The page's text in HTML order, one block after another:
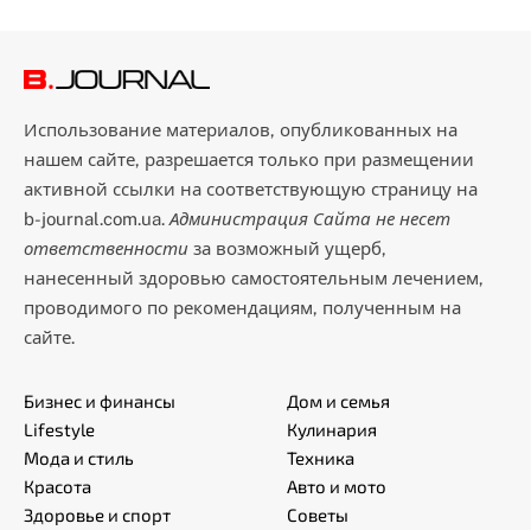
Использование материалов, опубликованных на
нашем сайте, разрешается только при размещении
активной ссылки на соответствующую страницу на
b-journal.com.ua. Администрация Сайта не несет
ответственности за возможный ущерб,
нанесенный здоровью самостоятельным лечением,
проводимого по рекомендациям, полученным на
сайте.
Бизнес и финансы
Lifestyle
Мода и стиль
Красота
Здоровье и спорт
Дом и семья
Кулинария
Техника
Авто и мото
Советы